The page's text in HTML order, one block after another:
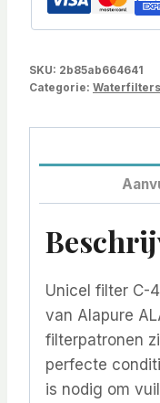
SKU: 2b85ab664641
Categorie:
Unicel filter C-
van Alapure
filterpatronen
perfecte
is nodig om